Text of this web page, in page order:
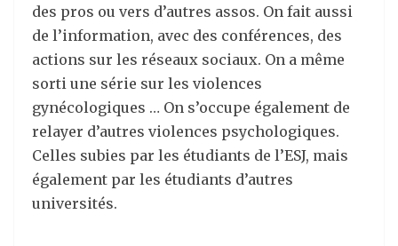
des pros ou vers d’autres assos. On fait aussi
de l’information, avec des conférences, des
actions sur les réseaux sociaux. On a même
sorti une série sur les violences
gynécologiques … On s’occupe également de
relayer d’autres violences psychologiques.
Celles subies par les étudiants de l’ESJ, mais
également par les étudiants d’autres
universités.